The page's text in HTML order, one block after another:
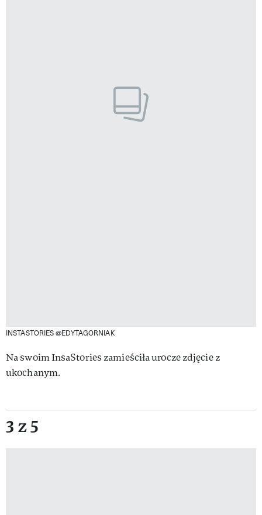
INSTASTORIES @EDYTAGORNIAK
Na swoim InsaStories zamieściła urocze zdjęcie z
ukochanym.
3 z 5